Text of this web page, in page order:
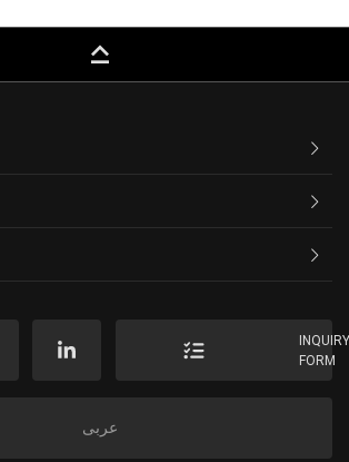
keyboard_capslock
FORM
عربى